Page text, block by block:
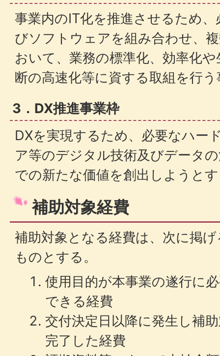
事業内のIT化を推進させるため
びソフトウェアを組み合わせ、
おいて、業務の標準化、効率化
断の高速化等に資する取組を行う
3．DX推進事業枠
DXを実現するため、必要なハー
ア等のデジタル技術及びデータ
での新たな価値を創出しようと
補助対象経費
補助対象となる経費は、次に掲
ものとする。
使用目的が本事業の遂行に
できる経費
交付決定日以降に発生し補
完了した経費